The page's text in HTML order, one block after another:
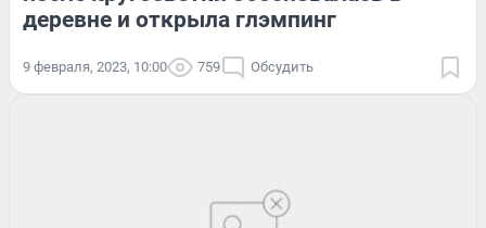
деревне и открыла глэмпинг
9 февраля, 2023, 10:00 759 Обсудить